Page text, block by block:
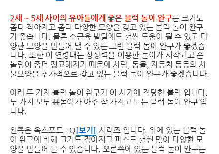
2세 ~ 5세 사이의 유아들에게 좋은 블럭 놀이 완구는 크기도
좀더 작아지고 좀더 다양한 모양을 갖고 있는 블럭 놀이 완구
가 좋습니다. 물론 소근육 발달에도 훨씬 도움이 될 수 있고 다
양한 모양을 만들어 낼 수 있는 그런 블럭 놀이 완구가 좋겠습
니다. 또한 이 연령대는 상상력을 이용한 놀이가 시작되고 손
놀림이 좀더 정교해지기 때문에 사람, 동물, 자동차 등등의 사
물모양을 추가적으로 갖고 있는 블럭 놀이 완구가 좋겠습니다.
아래 두 가지 블럭 놀이 완구가 이 시기에 적당한 블럭 입니다.
두 가지 모두 용돌이가 아주 잘 가지고 노는 블럭 놀이 완구 입
니다.
왼쪽은 옥스포드 EQ[보기] 시리즈 입니다. 위에 있는 블럭 놀
이 완구에 비해 크기도 작아지고 피스도 훨씬 많아 다양한 모
양을 만들어 볼 수 있습니다. 오른쪽에 있는 블럭 놀이 완구는